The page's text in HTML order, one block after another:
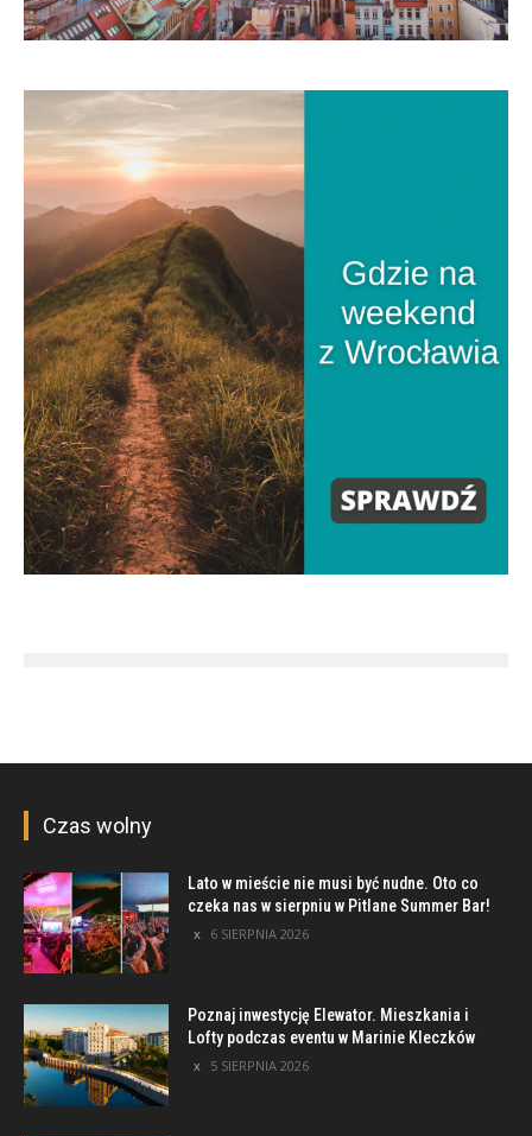
Czas wolny
Lato w mieście nie musi być nudne. Oto co
czeka nas w sierpniu w Pitlane Summer Bar!
6 SIERPNIA 2026
Poznaj inwestycję Elewator. Mieszkania i
Lofty podczas eventu w Marinie Kleczków
5 SIERPNIA 2026